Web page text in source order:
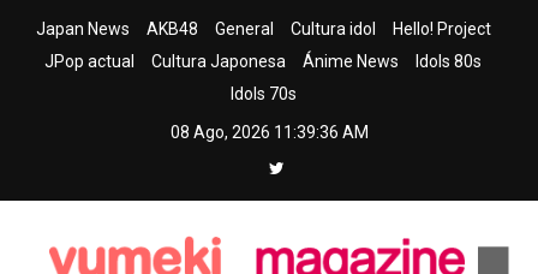
Japan News AKB48 General Cultura idol
Hello! Project
JPop actual
Cultura Japonesa Ánime News
Idols 80s
Idols 70s
08 Ago, 2026 11:39:37 AM